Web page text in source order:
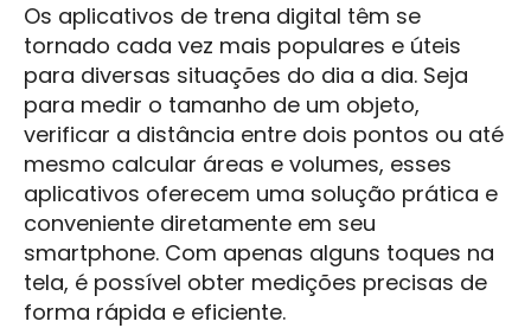
Os aplicativos de trena digital têm se
tornado cada vez mais populares e úteis
para diversas situações do dia a dia. Seja
para medir o tamanho de um objeto,
verificar a distância entre dois pontos ou até
mesmo calcular áreas e volumes, esses
aplicativos oferecem uma solução prática e
conveniente diretamente em seu
smartphone. Com apenas alguns toques na
tela, é possível obter medições precisas de
forma rápida e eficiente.